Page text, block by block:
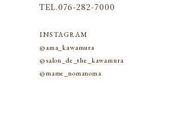
TEL.076-282-7000
INSTAGRAM
@ama_kawamura
@salon_de_the_kawamura
@mame_nomanoma